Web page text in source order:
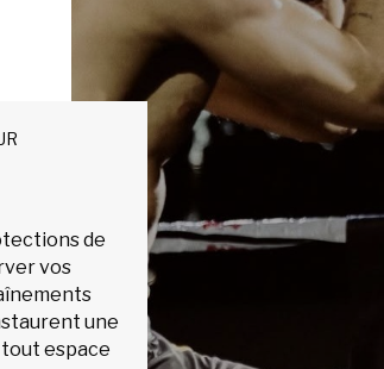
de
vos
une
espace